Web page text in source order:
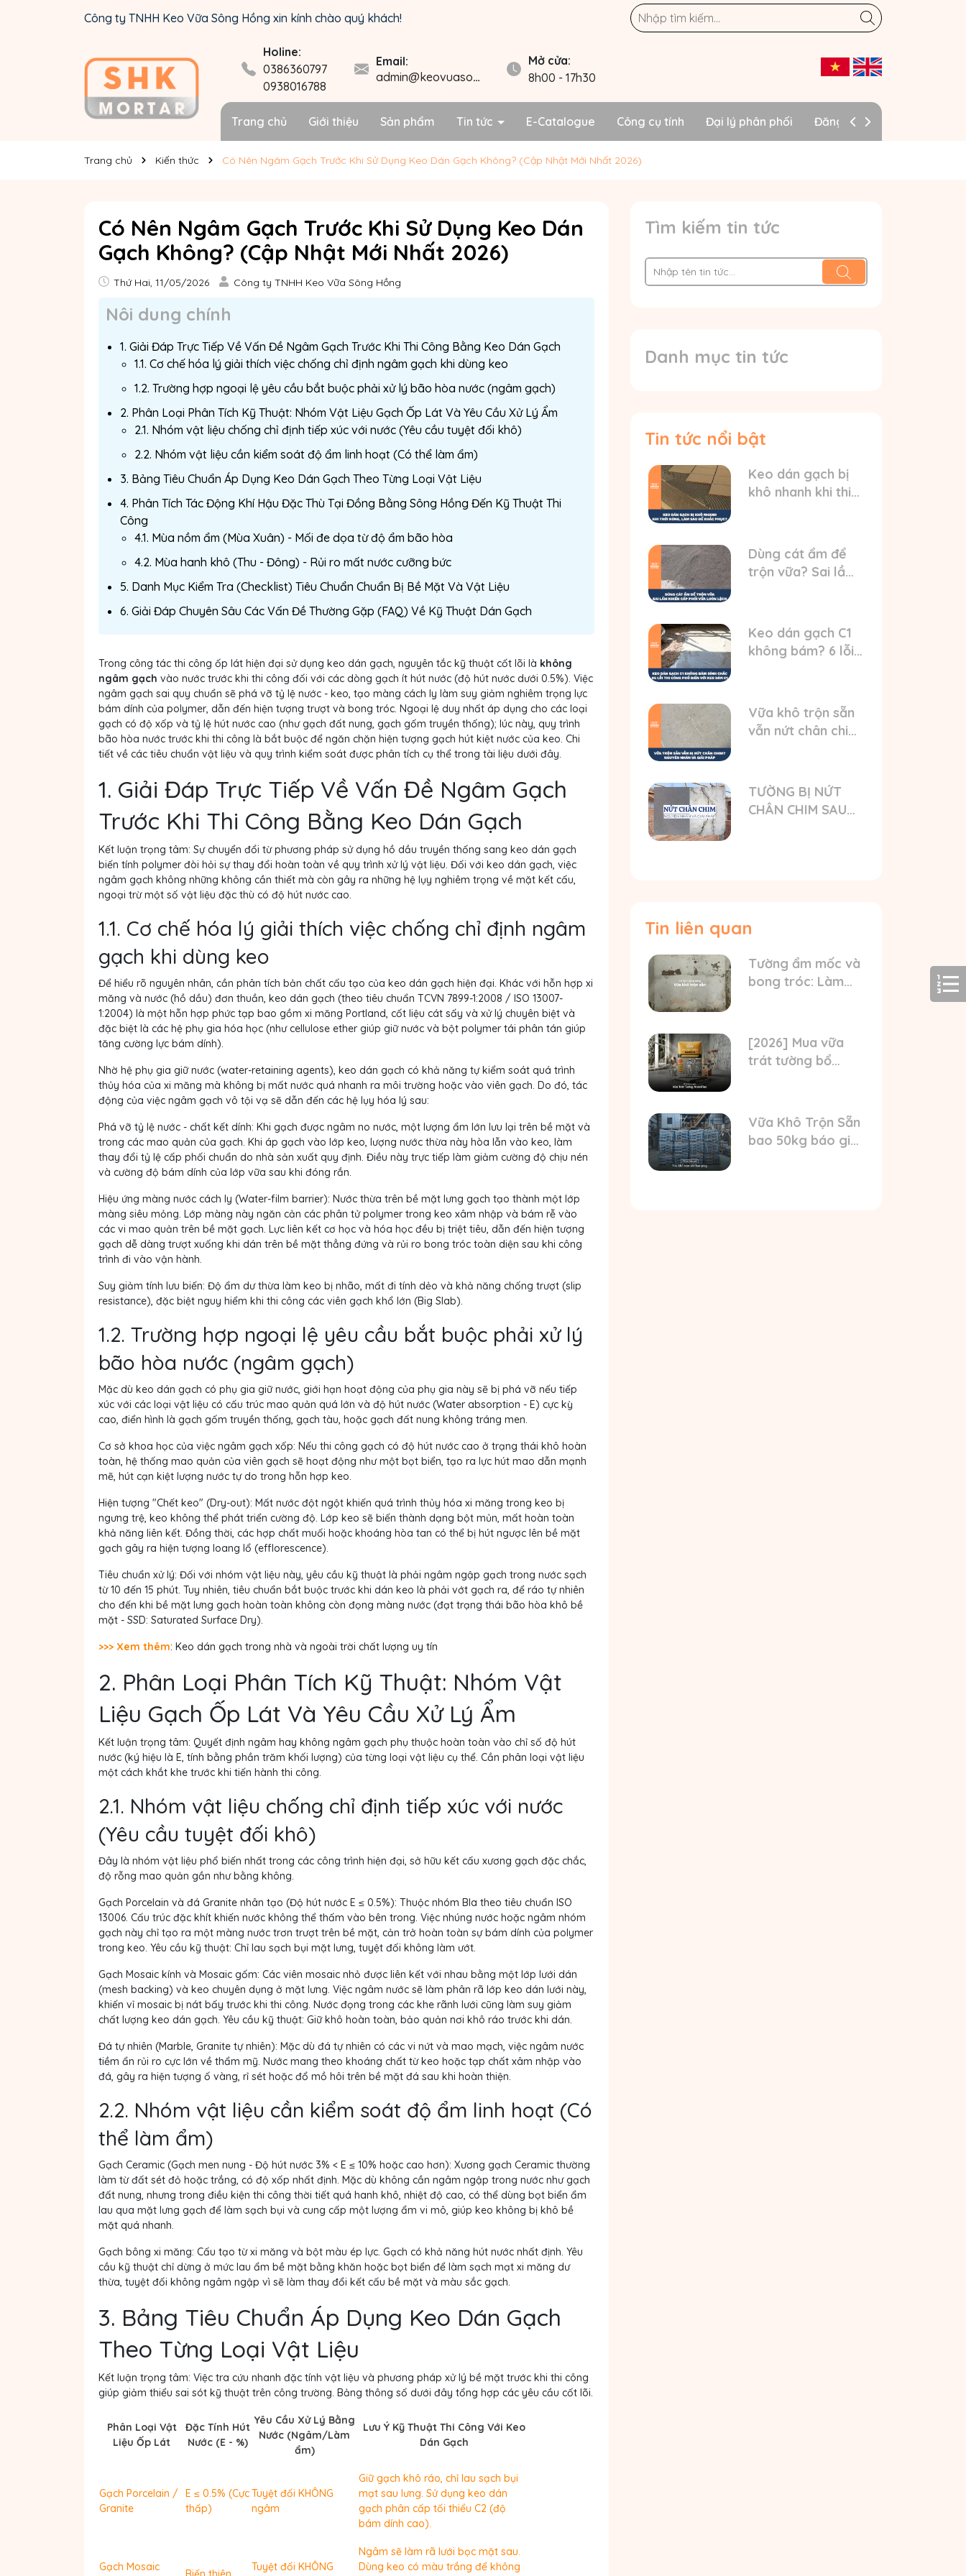
Công ty TNHH Keo Vữa Sông Hồng xin kính chào quý khách!
Holine:
0386360797
0938016788
Email:
admin@keovuasonghong.vn
Mở cửa:
8h00 - 17h30
Trang chủ Giới thiệu Sản phẩm Tin tức E-Catalogue Công cụ tính Đại lý phân phối Đăng ký đại lý
Trang chủ Kiến thức Có Nên Ngâm Gạch Trước Khi Sử Dụng Keo Dán Gạch Không? (Cập Nhật Mới Nhất 2026)
Có Nên Ngâm Gạch Trước Khi Sử Dụng Keo Dán
Gạch Không? (Cập Nhật Mới Nhất 2026)
Thứ Hai, 11/05/2026 Công ty TNHH Keo Vữa Sông Hồng
Nôi dung chính
1. Giải Đáp Trực Tiếp Về Vấn Đề Ngâm Gạch Trước Khi Thi Công Bằng Keo Dán Gạch
1.1. Cơ chế hóa lý giải thích việc chống chỉ định ngâm gạch khi dùng keo
1.2. Trường hợp ngoại lệ yêu cầu bắt buộc phải xử lý bão hòa nước (ngâm gạch)
2. Phân Loại Phân Tích Kỹ Thuật: Nhóm Vật Liệu Gạch Ốp Lát Và Yêu Cầu Xử Lý Ẩm
2.1. Nhóm vật liệu chống chỉ định tiếp xúc với nước (Yêu cầu tuyệt đối khô)
2.2. Nhóm vật liệu cần kiểm soát độ ẩm linh hoạt (Có thể làm ẩm)
3. Bảng Tiêu Chuẩn Áp Dụng Keo Dán Gạch Theo Từng Loại Vật Liệu
4. Phân Tích Tác Động Khí Hậu Đặc Thù Tại Đồng Bằng Sông Hồng Đến Kỹ Thuật Thi
Công
4.1. Mùa nồm ẩm (Mùa Xuân) - Mối đe dọa từ độ ẩm bão hòa
4.2. Mùa hanh khô (Thu - Đông) - Rủi ro mất nước cưỡng bức
5. Danh Mục Kiểm Tra (Checklist) Tiêu Chuẩn Chuẩn Bị Bề Mặt Và Vật Liệu
6. Giải Đáp Chuyên Sâu Các Vấn Đề Thường Gặp (FAQ) Về Kỹ Thuật Dán Gạch
Trong công tác thi công ốp lát hiện đại sử dụng keo dán gạch, nguyên tắc kỹ thuật cốt lõi là không
ngâm gạch vào nước trước khi thi công đối với các dòng gạch ít hút nước (độ hút nước dưới 0.5%). Việc
ngâm gạch sai quy chuẩn sẽ phá vỡ tỷ lệ nước - keo, tạo màng cách ly làm suy giảm nghiêm trọng lực
bám dính của polymer, dẫn đến hiện tượng trượt và bong tróc. Ngoại lệ duy nhất áp dụng cho các loại
gạch có độ xốp và tỷ lệ hút nước cao (như gạch đất nung, gạch gốm truyền thống); lúc này, quy trình
bão hòa nước trước khi thi công là bắt buộc để ngăn chặn hiện tượng gạch hút kiệt nước của keo. Chi
tiết về các tiêu chuẩn vật liệu và quy trình kiểm soát được phân tích cụ thể trong tài liệu dưới đây.
1. Giải Đáp Trực Tiếp Về Vấn Đề Ngâm Gạch
Trước Khi Thi Công Bằng Keo Dán Gạch
Kết luận trọng tâm: Sự chuyển đổi từ phương pháp sử dụng hồ dầu truyền thống sang keo dán gạch
biến tính polymer đòi hỏi sự thay đổi hoàn toàn về quy trình xử lý vật liệu. Đối với keo dán gạch, việc
ngâm gạch không những không cần thiết mà còn gây ra những hệ lụy nghiêm trọng về mặt kết cấu,
ngoại trừ một số vật liệu đặc thù có độ hút nước cao.
1.1. Cơ chế hóa lý giải thích việc chống chỉ định ngâm
gạch khi dùng keo
Để hiểu rõ nguyên nhân, cần phân tích bản chất cấu tạo của keo dán gạch hiện đại. Khác với hỗn hợp xi
măng và nước (hồ dầu) đơn thuần, keo dán gạch (theo tiêu chuẩn TCVN 7899-1:2008 / ISO 13007-
1:2004) là một hỗn hợp phức tạp bao gồm xi măng Portland, cốt liệu cát sấy và xử lý chuyên biệt và
đặc biệt là các hệ phụ gia hóa học (như cellulose ether giúp giữ nước và bột polymer tái phân tán giúp
tăng cường lực bám dính).
Nhờ hệ phụ gia giữ nước (water-retaining agents), keo dán gạch có khả năng tự kiểm soát quá trình
thủy hóa của xi măng mà không bị mất nước quá nhanh ra môi trường hoặc vào viên gạch. Do đó, tác
động của việc ngâm gạch vô tội vạ sẽ dẫn đến các hệ lụy hóa lý sau:
Phá vỡ tỷ lệ nước - chất kết dính: Khi gạch được ngâm no nước, một lượng ẩm lớn lưu lại trên bề mặt và
trong các mao quản của gạch. Khi áp gạch vào lớp keo, lượng nước thừa này hòa lẫn vào keo, làm
thay đổi tỷ lệ cấp phối chuẩn do nhà sản xuất quy định. Điều này trực tiếp làm giảm cường độ chịu nén
và cường độ bám dính của lớp vữa sau khi đóng rắn.
Hiệu ứng màng nước cách ly (Water-film barrier): Nước thừa trên bề mặt lưng gạch tạo thành một lớp
màng siêu mỏng. Lớp màng này ngăn cản các phân tử polymer trong keo xâm nhập và bám rễ vào
các vi mao quản trên bề mặt gạch. Lực liên kết cơ học và hóa học đều bị triệt tiêu, dẫn đến hiện tượng
gạch dễ dàng trượt xuống khi dán trên bề mặt thẳng đứng và rủi ro bong tróc toàn diện sau khi công
trình đi vào vận hành.
Suy giảm tính lưu biến: Độ ẩm dư thừa làm keo bị nhão, mất đi tính dẻo và khả năng chống trượt (slip
resistance), đặc biệt nguy hiểm khi thi công các viên gạch khổ lớn (Big Slab).
1.2. Trường hợp ngoại lệ yêu cầu bắt buộc phải xử lý
bão hòa nước (ngâm gạch)
Mặc dù keo dán gạch có phụ gia giữ nước, giới hạn hoạt động của phụ gia này sẽ bị phá vỡ nếu tiếp
xúc với các loại vật liệu có cấu trúc mao quản quá lớn và độ hút nước (Water absorption - E) cực kỳ
cao, điển hình là gạch gốm truyền thống, gạch tàu, hoặc gạch đất nung không tráng men.
Cơ sở khoa học của việc ngâm gạch xốp: Nếu thi công gạch có độ hút nước cao ở trạng thái khô hoàn
toàn, hệ thống mao quản của viên gạch sẽ hoạt động như một bọt biển, tạo ra lực hút mao dẫn mạnh
mẽ, hút cạn kiệt lượng nước tự do trong hỗn hợp keo.
Hiện tượng "Chết keo" (Dry-out): Mất nước đột ngột khiến quá trình thủy hóa xi măng trong keo bị
ngưng trệ, keo không thể phát triển cường độ. Lớp keo sẽ biến thành dạng bột mủn, mất hoàn toàn
khả năng liên kết. Đồng thời, các hợp chất muối hoặc khoáng hòa tan có thể bị hút ngược lên bề mặt
gạch gây ra hiện tượng loang lổ (efflorescence).
Tiêu chuẩn xử lý: Đối với nhóm vật liệu này, yêu cầu kỹ thuật là phải ngâm ngập gạch trong nước sạch
từ 10 đến 15 phút. Tuy nhiên, tiêu chuẩn bắt buộc trước khi dán keo là phải vớt gạch ra, để ráo tự nhiên
cho đến khi bề mặt lưng gạch hoàn toàn không còn đọng màng nước (đạt trạng thái bão hòa khô bề
mặt - SSD: Saturated Surface Dry).
>>> Xem thêm: Keo dán gạch trong nhà và ngoài trời chất lượng uy tín
2. Phân Loại Phân Tích Kỹ Thuật: Nhóm Vật
Liệu Gạch Ốp Lát Và Yêu Cầu Xử Lý Ẩm
Kết luận trọng tâm: Quyết định ngâm hay không ngâm gạch phụ thuộc hoàn toàn vào chỉ số độ hút
nước (ký hiệu là E, tính bằng phần trăm khối lượng) của từng loại vật liệu cụ thể. Cần phân loại vật liệu
một cách khắt khe trước khi tiến hành thi công.
2.1. Nhóm vật liệu chống chỉ định tiếp xúc với nước
(Yêu cầu tuyệt đối khô)
Đây là nhóm vật liệu phổ biến nhất trong các công trình hiện đại, sở hữu kết cấu xương gạch đặc chắc,
độ rỗng mao quản gần như bằng không.
Gạch Porcelain và đá Granite nhân tạo (Độ hút nước E ≤ 0.5%): Thuộc nhóm BIa theo tiêu chuẩn ISO
13006. Cấu trúc đặc khít khiến nước không thể thấm vào bên trong. Việc nhúng nước hoặc ngâm nhóm
gạch này chỉ tạo ra một màng nước trơn trượt trên bề mặt, cản trở hoàn toàn sự bám dính của polymer
trong keo. Yêu cầu kỹ thuật: Chỉ lau sạch bụi mặt lưng, tuyệt đối không làm ướt.
Gạch Mosaic kính và Mosaic gốm: Các viên mosaic nhỏ được liên kết với nhau bằng một lớp lưới dán
(mesh backing) và keo chuyên dụng ở mặt lưng. Việc ngâm nước sẽ làm phân rã lớp keo dán lưới này,
khiến vỉ mosaic bị nát bấy trước khi thi công. Nước đọng trong các khe rãnh lưới cũng làm suy giảm
chất lượng keo dán gạch. Yêu cầu kỹ thuật: Giữ khô hoàn toàn, bảo quản nơi khô ráo trước khi dán.
Đá tự nhiên (Marble, Granite tự nhiên): Mặc dù đá tự nhiên có các vi nứt và mao mạch, việc ngâm nước
tiềm ẩn rủi ro cực lớn về thẩm mỹ. Nước mang theo khoáng chất từ keo hoặc tạp chất xâm nhập vào
đá, gây ra hiện tượng ố vàng, rỉ sét hoặc đổ mồ hôi trên bề mặt đá sau khi hoàn thiện.
2.2. Nhóm vật liệu cần kiểm soát độ ẩm linh hoạt (Có
thể làm ẩm)
Gạch Ceramic (Gạch men nung - Độ hút nước 3% < E ≤ 10% hoặc cao hơn): Xương gạch Ceramic thường
làm từ đất sét đỏ hoặc trắng, có độ xốp nhất định. Mặc dù không cần ngâm ngập trong nước như gạch
đất nung, nhưng trong điều kiện thi công thời tiết quá hanh khô, nhiệt độ cao, có thể dùng bọt biển ẩm
lau qua mặt lưng gạch để làm sạch bụi và cung cấp một lượng ẩm vi mô, giúp keo không bị khô bề
mặt quá nhanh.
Gạch bông xi măng: Cấu tạo từ xi măng và bột màu ép lực. Gạch có khả năng hút nước nhất định. Yêu
cầu kỹ thuật chỉ dừng ở mức lau ẩm bề mặt bằng khăn hoặc bọt biển để làm sạch mạt xi măng dư
thừa, tuyệt đối không ngâm ngập vì sẽ làm thay đổi kết cấu bề mặt và màu sắc gạch.
3. Bảng Tiêu Chuẩn Áp Dụng Keo Dán Gạch
Theo Từng Loại Vật Liệu
Kết luận trọng tâm: Việc tra cứu nhanh đặc tính vật liệu và phương pháp xử lý bề mặt trước khi thi công
giúp giảm thiểu sai sót kỹ thuật trên công trường. Bảng thông số dưới đây tổng hợp các yêu cầu cốt lõi.
Phân Loại Vật
Liệu Ốp Lát
Đặc Tính Hút
Nước (E - %)
Yêu Cầu Xử Lý Bằng
Nước (Ngâm/Làm
ẩm)
Lưu Ý Kỹ Thuật Thi Công Với Keo
Dán Gạch
Gạch Porcelain /
Granite
E ≤ 0.5% (Cực
thấp)
Tuyệt đối KHÔNG
ngâm
Giữ gạch khô ráo, chỉ lau sạch bụi
mạt sau lưng. Sử dụng keo dán
gạch phân cấp tối thiểu C2 (độ
bám dính cao).
Gạch Mosaic
Tuyệt đối KHÔNG
Ngâm sẽ làm rã lưới bọc mặt sau.
Dùng keo có màu trắng để không
Tìm kiếm tin tức
Danh mục tin tức
Tin tức nổi bật
Keo dán gạch bị
khô nhanh khi thi
lý
Dùng cát ẩm để
trộn vữa? Sai lầm
Keo dán gạch C1
không bám? 6 lỗi
Vữa khô trộn sẵn
vẫn nứt chân chim:
TƯỜNG BỊ NỨT
CHÂN CHIM SAU
Tin liên quan
Tường ẩm mốc và
bong tróc: Làm
khô trộn sẵn?
[2026] Mua vữa
trát tường bổ
báo giá mới nhất
Vữa Khô Trộn Sẵn
bao 50kg báo giá